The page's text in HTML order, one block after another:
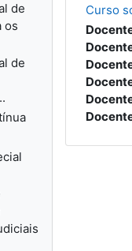
Curso
de
os
de